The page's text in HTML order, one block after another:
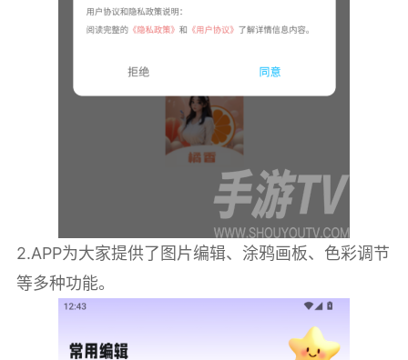
2.APP为大家提供了图片编辑、涂鸦画板、色彩调节
等多种功能。